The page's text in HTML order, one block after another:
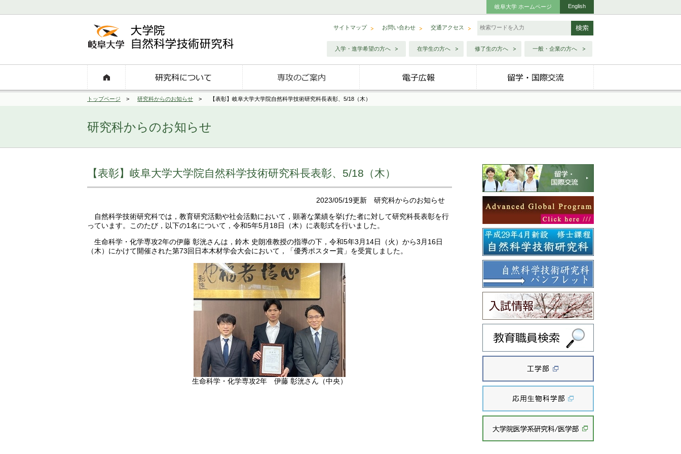
岐阜大学 ホームページ English
サイトマップ お問い合わせ 交通アクセス
入学・進学希望の方へ 在学生の方へ 修了生の方へ 一般・企業の方へ
トップページ > 研究科からのお知らせ > 【表彰】岐阜大学大学院自然科学技術研究科長表彰、5/18（木）
研究科からのお知らせ
【表彰】岐阜大学大学院自然科学技術研究科長表彰、5/18（木）
2023/05/19更新 研究科からのお知らせ
自然科学技術研究科では，教育研究活動や社会活動において，顕著な業績を挙げた者に対して研究科長表彰を行
っています。このたび，以下の1名について，令和5年5月18日（木）に表彰式を行いました。
生命科学・化学専攻2年の伊藤 彰洸さんは，鈴木 史朗准教授の指導の下，令和5年3月14日（火）から3月16日
（木）にかけて開催された第73回日本木材学会大会において，「優秀ポスター賞」を受賞しました。
生命科学・化学専攻2年 伊藤 彰洸さん（中央）